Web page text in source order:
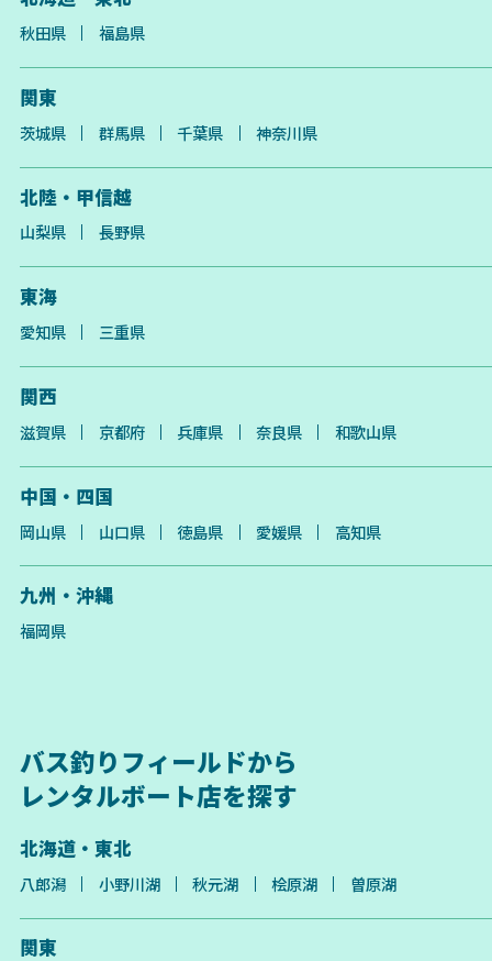
秋田県 福島県
関東
茨城県 群馬県 千葉県 神奈川県
北陸・甲信越
山梨県 長野県
東海
愛知県 三重県
関西
滋賀県 京都府 兵庫県 奈良県 和歌山県
中国・四国
岡山県 山口県 徳島県 愛媛県 高知県
九州・沖縄
福岡県
バス釣りフィールドから
レンタルボート店を探す
北海道・東北
八郎潟 小野川湖 秋元湖 桧原湖 曽原湖
関東